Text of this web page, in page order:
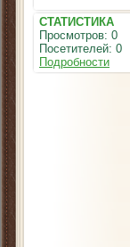
СТАТИСТИКА
Просмотров: 0
Посетителей: 0
Подробности